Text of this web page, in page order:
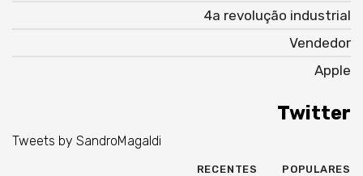
4a revolução industrial
Vendedor
Apple
Twitter
Tweets by SandroMagaldi
POPULARES
RECENTES